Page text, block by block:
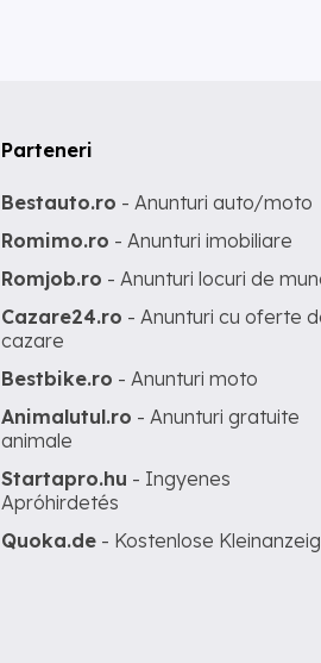
Parteneri
Bestauto.ro - Anunturi auto/moto
Romimo.ro - Anunturi imobiliare
Romjob.ro - Anunturi locuri de
Cazare24.ro - Anunturi cu oferte
cazare
Bestbike.ro - Anunturi moto
Animalutul.ro - Anunturi gratuite
animale
Startapro.hu - Ingyenes
Apróhirdetés
Quoka.de - Kostenlose